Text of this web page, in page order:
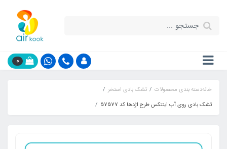
0
خانهدسته بندی محصولات
تشک بادی استخر
تشک بادی روی آب اینتکس طرح اژدها کد 57577